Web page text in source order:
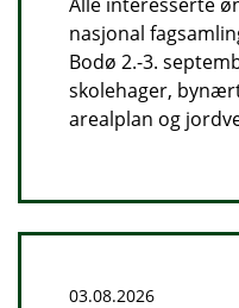
nasjonal
Bodø 2.-3.
skolehager,
arealplan og
03.08.2026